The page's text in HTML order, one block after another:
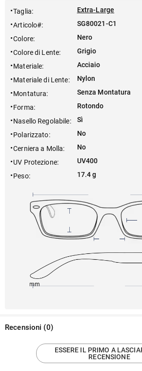
Taglia:
Extra-Large
Articolo#:
SG80021-C1
Colore:
Nero
Colore di Lente:
Grigio
Materiale:
Acciaio
Materiale di Lente:
Nylon
Montatura:
Senza Montatura
Forma:
Rotondo
Nasello Regolabile:
Sì
Polarizzato:
No
Cerniera a Molla:
No
UV Protezione:
UV400
Peso: 17.4 g
145mm
Recensioni (0)
ESSERE IL PRIMO A
RECENSIONE